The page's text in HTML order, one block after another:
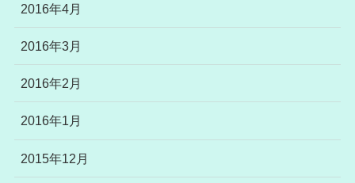
2016年4月
2016年3月
2016年2月
2016年1月
2015年12月